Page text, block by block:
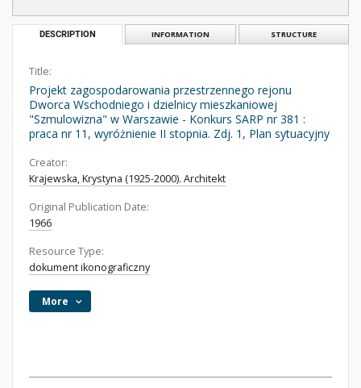
DESCRIPTION INFORMATION STRUCTURE
Title:
Projekt zagospodarowania przestrzennego rejonu
Dworca Wschodniego i dzielnicy mieszkaniowej
"Szmulowizna" w Warszawie - Konkurs SARP nr 381 :
praca nr 11, wyróżnienie II stopnia. Zdj. 1, Plan sytuacyjny
Creator:
Krajewska, Krystyna (1925-2000). Architekt
Original Publication Date:
1966
Resource Type:
dokument ikonograficzny
More